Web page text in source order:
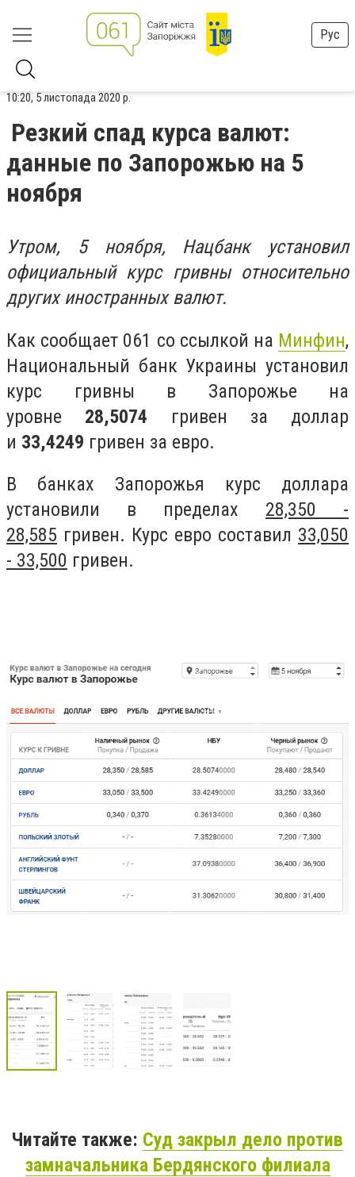
Рус
10:20, 5 листопада 2020 р.
Резкий спад курса валют:
данные по Запорожью на 5
ноября
Утром, 5 ноября, Нацбанк установил
официальный курс гривны относительно
других иностранных валют.
Как сообщает 061 со ссылкой на Минфин,
Национальный банк Украины установил
курс гривны в Запорожье на
уровне 28,5074 гривен за доллар
и 33,4249 гривен за евро.
В банках Запорожья курс доллара
установили в пределах 28,350 -
28,585 гривен. Курс евро составил 33,050
- 33,500 гривен.
Читайте также: Суд закрыл дело против
замначальника Бердянского филиала